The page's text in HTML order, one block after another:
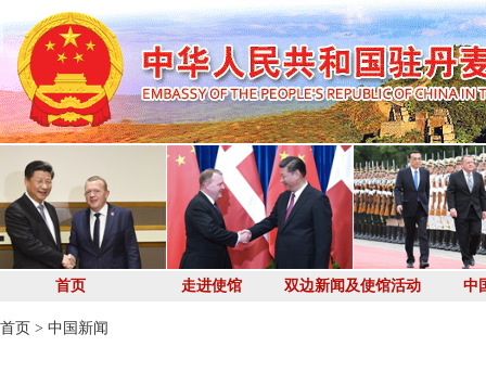
首页 走进使馆 双边新闻及使馆活动 中
首页 > 中国新闻